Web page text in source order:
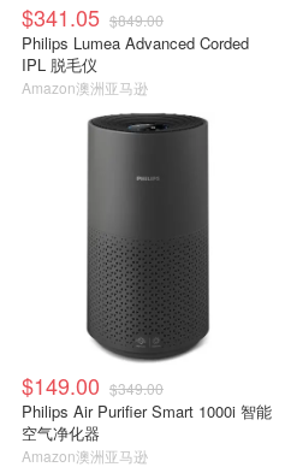
$341.05 $849.00
Philips Lumea Advanced Corded
IPL 脱毛仪
Amazon澳洲亚马逊
$149.00 $349.00
Philips Air Purifier Smart 1000i 智能
空气净化器
Amazon澳洲亚马逊